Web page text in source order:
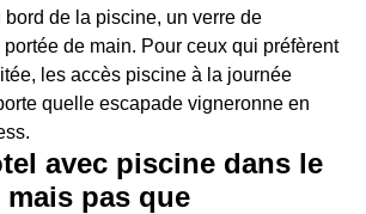
de la piscine, un verre de
de main. Pour ceux qui préfèrent
les accès piscine à la journée
quelle escapade vigneronne en
avec piscine dans le
mais pas que